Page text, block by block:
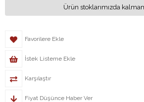
Ürün stoklarımızda
Favorilere Ekle
İstek Listeme Ekle
Karşılaştır
Fiyat Düşünce Haber Ver